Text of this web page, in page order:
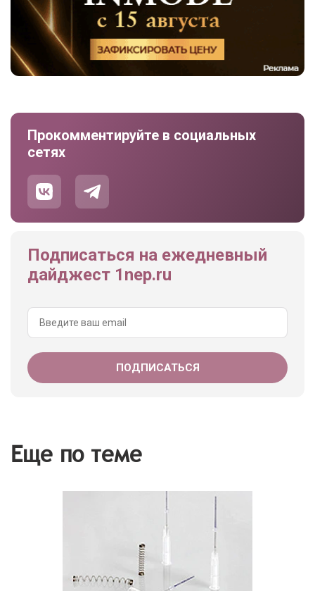
Прокомментируйте в социальных
сетях
Подписаться на ежедневный
дайджест 1nep.ru
Еще по теме